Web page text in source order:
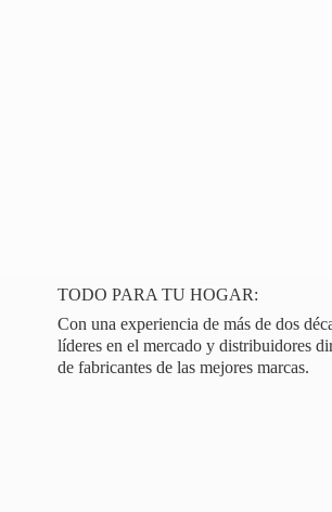
TODO PARA TU HOGAR:
Con una experiencia de más de dos
líderes en el mercado y distribuidores
de fabricantes de las mejores marcas.